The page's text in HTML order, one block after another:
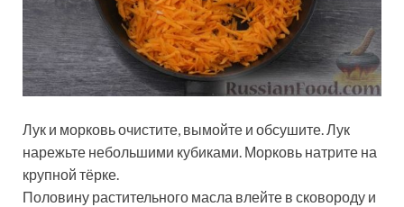
Лук и морковь очистите, вымойте и обсушите. Лук
нарежьте небольшими кубиками. Морковь натрите на
крупной тёрке.
Половину растительного масла влейте в сковороду и